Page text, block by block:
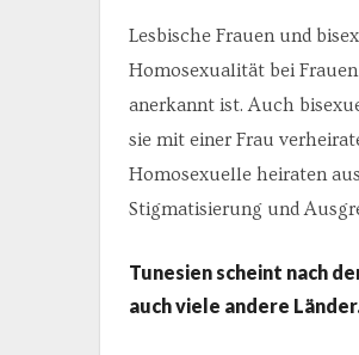
Lesbische Frauen und
Homosexualität bei
anerkannt ist. Auch
sie mit einer Frau
Homosexuelle heiraten
Stigmatisierung und
Tunesien scheint nach
auch viele andere